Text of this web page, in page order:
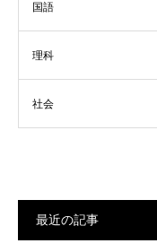
国語
理科
社会
最近の記事